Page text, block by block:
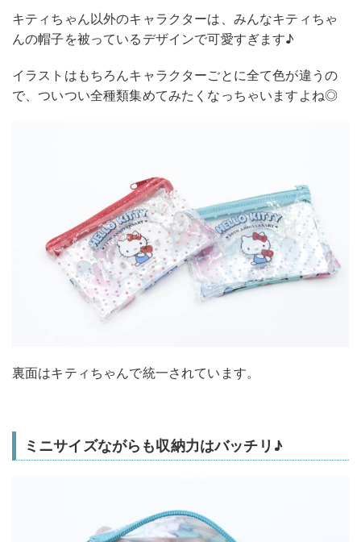
キティちゃん以外のキャラクターは、みんなキティちゃ
んの帽子を被っているデザインで可愛すぎます♪
イラストはもちろんキャラクターごとに全て色が違うの
で、ついつい全種類集めてみたくなっちゃいますよね◎
裏面はキティちゃんで統一されています。
ミニサイズながらも収納力はバッチリ♪